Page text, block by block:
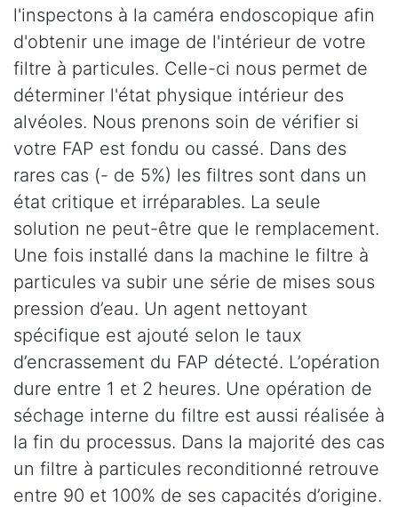
l'inspectons à la caméra endoscopique afin
d'obtenir une image de l'intérieur de votre
filtre à particules. Celle-ci nous permet de
déterminer l'état physique intérieur des
alvéoles. Nous prenons soin de vérifier si
votre FAP est fondu ou cassé. Dans des
rares cas (- de 5%) les filtres sont dans un
état critique et irréparables. La seule
solution ne peut-être que le remplacement.
Une fois installé dans la machine le filtre à
particules va subir une série de mises sous
pression d’eau. Un agent nettoyant
spécifique est ajouté selon le taux
d’encrassement du FAP détecté. L’opération
dure entre 1 et 2 heures. Une opération de
séchage interne du filtre est aussi réalisée à
la fin du processus. Dans la majorité des cas
un filtre à particules reconditionné retrouve
entre 90 et 100% de ses capacités d’origine.